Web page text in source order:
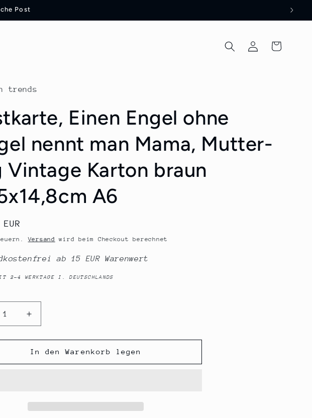
Post
EinloggenWarenkorb
trends
Einen Engel ohne
nennt man Mama, Mutter-
Vintage Karton braun
A6
Versand wird beim Checkout berechnet
ab 15 EUR Warenwert
2-4 WERKTAGE I. DEUTSCHLANDS
Erhöhe
die
Menge
für
Postkarte,
In den Warenkorb legen